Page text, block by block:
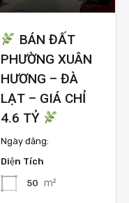
BÁN ĐẤT
PHƯỜNG XUÂN
HƯƠNG – ĐÀ
LẠT – GIÁ CHỈ
4.6 TỶ
Ngày đăng:
Diện Tích
50 m²